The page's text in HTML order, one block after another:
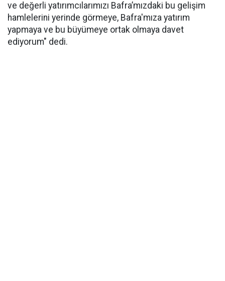
ve değerli yatırımcılarımızı Bafra’mızdaki bu gelişim
hamlelerini yerinde görmeye, Bafra'mıza yatırım
yapmaya ve bu büyümeye ortak olmaya davet
ediyorum" dedi.